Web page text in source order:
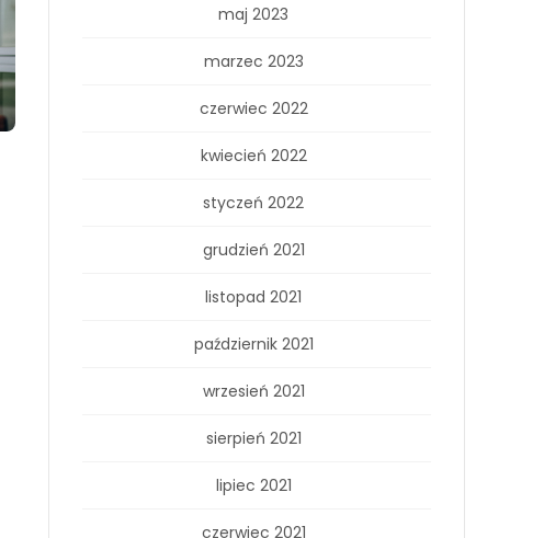
maj 2023
marzec 2023
czerwiec 2022
kwiecień 2022
styczeń 2022
grudzień 2021
listopad 2021
październik 2021
wrzesień 2021
sierpień 2021
lipiec 2021
czerwiec 2021